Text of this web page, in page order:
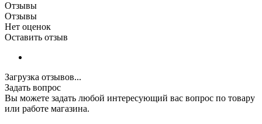
Отзывы
Отзывы
Нет оценок
Оставить отзыв
Загрузка отзывов...
Задать вопрос
Вы можете задать любой интересующий вас вопрос по товару
или работе магазина.